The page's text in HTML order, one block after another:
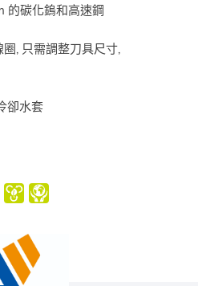
的碳化鎢和高速鋼
, 只需調整刀具尺寸,
卻水套